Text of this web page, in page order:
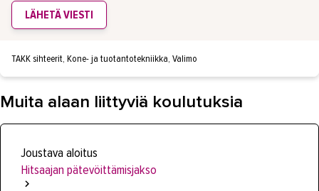
LÄHETÄ VIESTI
TAKK sihteerit, Kone- ja tuotantotekniikka, Valimo
Muita alaan liittyviä koulutuksia
Joustava aloitus
Hitsaajan pätevöittämisjakso